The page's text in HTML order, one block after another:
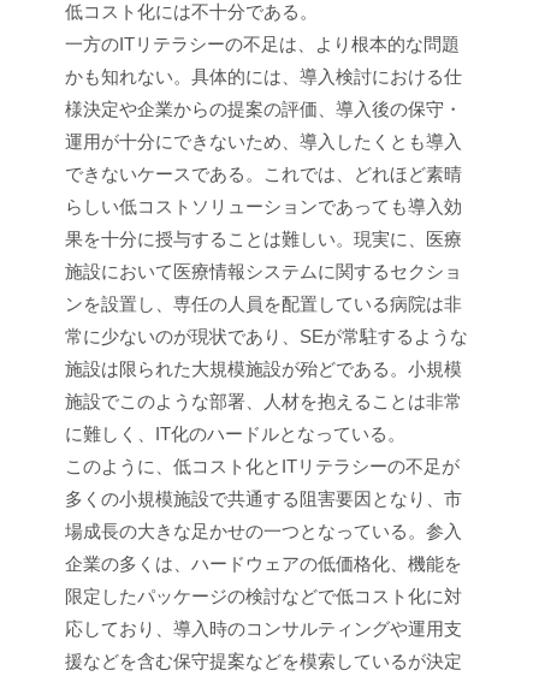
低コスト化には不十分である。
一方のITリテラシーの不足は、より根本的な問題
かも知れない。具体的には、導入検討における仕
様決定や企業からの提案の評価、導入後の保守・
運用が十分にできないため、導入したくとも導入
できないケースである。これでは、どれほど素晴
らしい低コストソリューションであっても導入効
果を十分に授与することは難しい。現実に、医療
施設において医療情報システムに関するセクショ
ンを設置し、専任の人員を配置している病院は非
常に少ないのが現状であり、SEが常駐するような
施設は限られた大規模施設が殆どである。小規模
施設でこのような部署、人材を抱えることは非常
に難しく、IT化のハードルとなっている。
このように、低コスト化とITリテラシーの不足が
多くの小規模施設で共通する阻害要因となり、市
場成長の大きな足かせの一つとなっている。参入
企業の多くは、ハードウェアの低価格化、機能を
限定したパッケージの検討などで低コスト化に対
応しており、導入時のコンサルティングや運用支
援などを含む保守提案などを模索しているが決定